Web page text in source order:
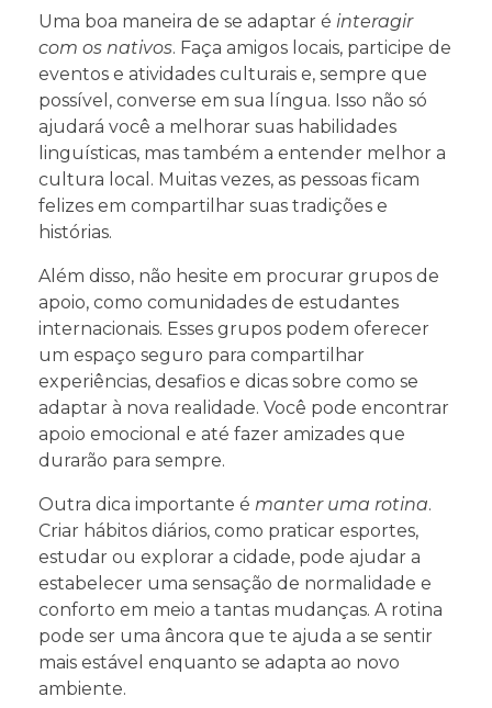
Uma boa maneira de se adaptar é interagir
com os nativos. Faça amigos locais, participe de
eventos e atividades culturais e, sempre que
possível, converse em sua língua. Isso não só
ajudará você a melhorar suas habilidades
linguísticas, mas também a entender melhor a
cultura local. Muitas vezes, as pessoas ficam
felizes em compartilhar suas tradições e
histórias.
Além disso, não hesite em procurar grupos de
apoio, como comunidades de estudantes
internacionais. Esses grupos podem oferecer
um espaço seguro para compartilhar
experiências, desafios e dicas sobre como se
adaptar à nova realidade. Você pode encontrar
apoio emocional e até fazer amizades que
durarão para sempre.
Outra dica importante é manter uma rotina.
Criar hábitos diários, como praticar esportes,
estudar ou explorar a cidade, pode ajudar a
estabelecer uma sensação de normalidade e
conforto em meio a tantas mudanças. A rotina
pode ser uma âncora que te ajuda a se sentir
mais estável enquanto se adapta ao novo
ambiente.